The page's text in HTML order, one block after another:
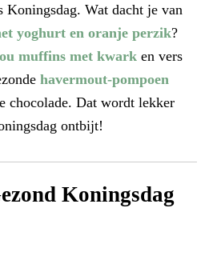
Koningsdag. Wat dacht je van
yoghurt en oranje perzik?
muffins met kwark en vers
havermout-pompoen
chocolade. Dat wordt lekker
ontbijt!
Koningsdag